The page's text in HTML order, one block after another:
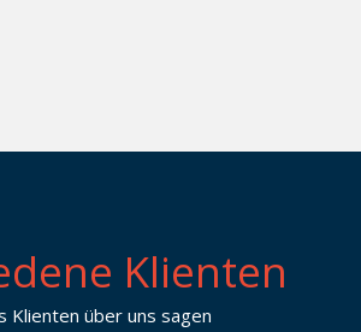
Klienten
Klienten über uns sagen